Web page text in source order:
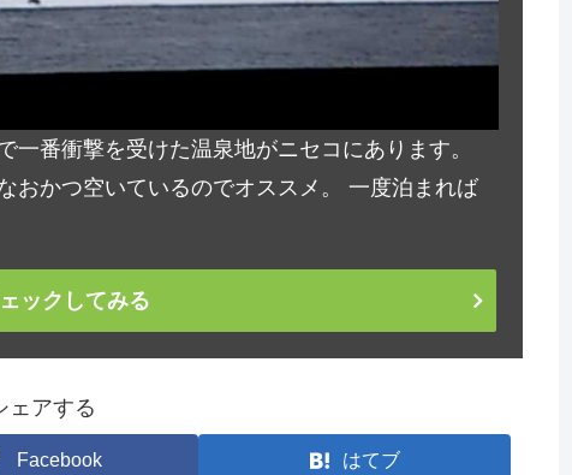
番衝撃を受けた温泉地がニセコにあります。
おかつ空いているのでオススメ。 一度泊まれば
ックしてみる
ェアする
Facebook はてブ